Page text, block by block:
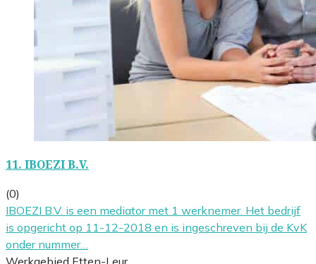
11. IBOEZI B.V.
(0)
IBOEZI B.V. is een mediator met 1 werknemer. Het bedrijf
is opgericht op 11-12-2018 en is ingeschreven bij de KvK
onder nummer…
Werkgebied Etten-Leur